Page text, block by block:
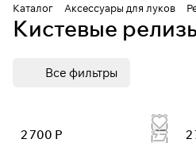
Каталог Аксессуары для луков
Кистевые
Все фильтры
2 700 Р
2
Для клиентов всех банков
Разбейте